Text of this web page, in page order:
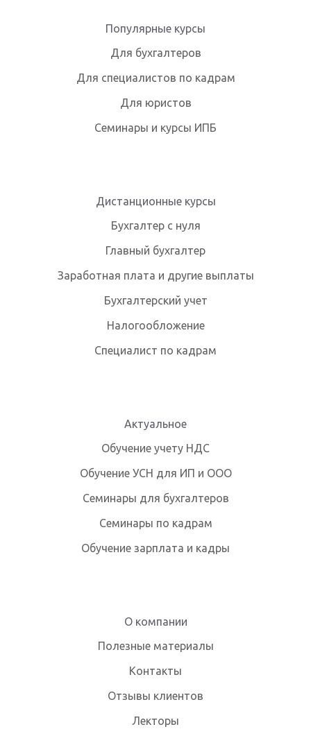
Популярные курсы
Для бухгалтеров
Для специалистов по кадрам
Для юристов
Семинары и курсы ИПБ
Дистанционные курсы
Бухгалтер с нуля
Главный бухгалтер
Заработная плата и другие выплаты
Бухгалтерский учет
Налогообложение
Специалист по кадрам
Актуальное
Обучение учету НДС
Обучение УСН для ИП и ООО
Семинары для бухгалтеров
Семинары по кадрам
Обучение зарплата и кадры
О компании
Полезные материалы
Контакты
Отзывы клиентов
Лекторы